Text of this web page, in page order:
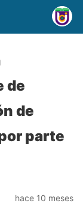
de
de
parte
hace 10 meses